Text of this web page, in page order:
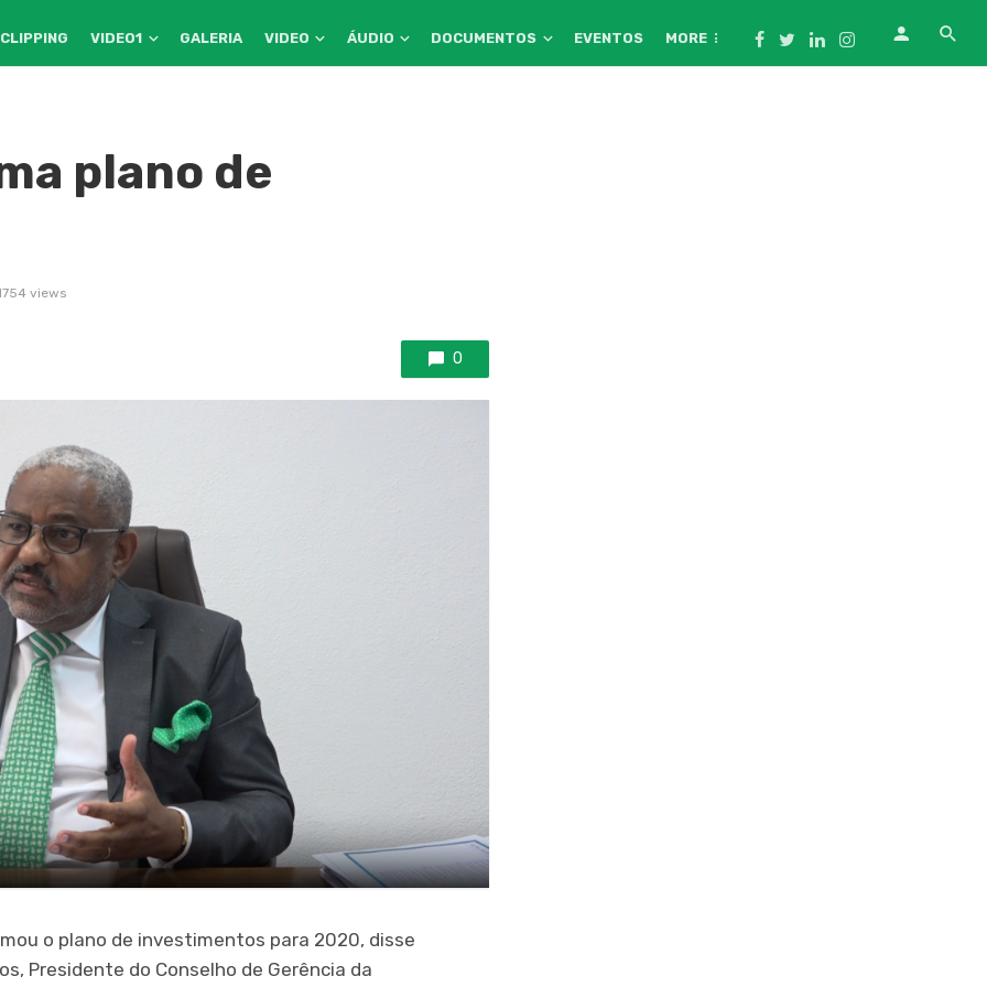
CLIPPING VIDEO1 GALERIA VIDEO ÁUDIO DOCUMENTOS EVENTOS MORE
plano de
views
0
o plano de investimentos para 2020, disse
Presidente do Conselho de Gerência da